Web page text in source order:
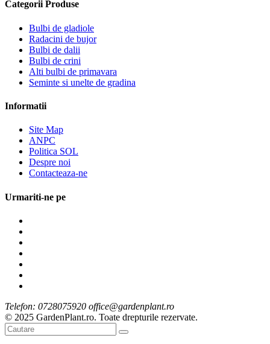
Categorii Produse
Bulbi de gladiole
Radacini de bujor
Bulbi de dalii
Bulbi de crini
Alti bulbi de primavara
Seminte si unelte de gradina
Informatii
Site Map
ANPC
Politica SOL
Despre noi
Contacteaza-ne
Urmariti-ne pe
Telefon: 0728075920 office@gardenplant.ro
© 2025 GardenPlant.ro. Toate drepturile rezervate.